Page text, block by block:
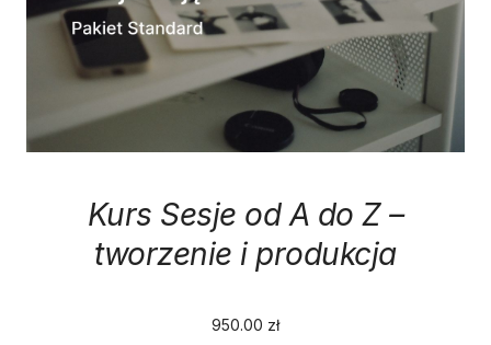
Kurs Sesje od A do Z –
tworzenie i produkcja
950.00 zł